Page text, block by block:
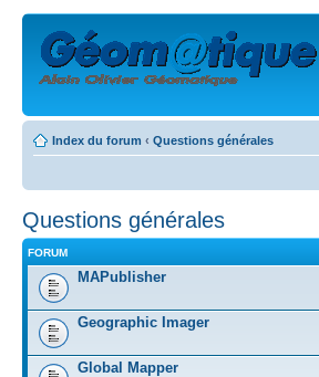
Index du forum ‹ Questions générales
Questions générales
FORUM
MAPublisher
Geographic Imager
Global Mapper